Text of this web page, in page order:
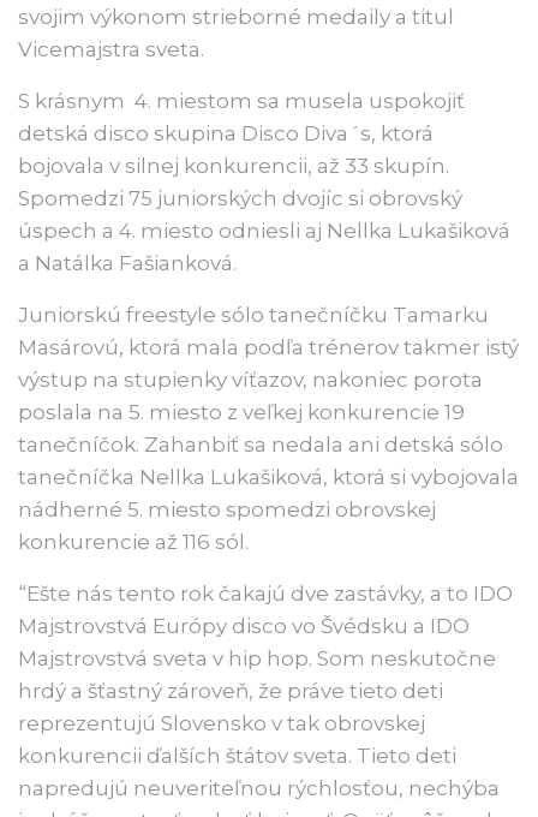
svojim výkonom strieborné medaily a titul
Vicemajstra sveta.
S krásnym 4. miestom sa musela uspokojiť
detská disco skupina Disco Diva´s, ktorá
bojovala v silnej konkurencii, až 33 skupín.
Spomedzi 75 juniorských dvojíc si obrovský
úspech a 4. miesto odniesli aj Nellka Lukašiková
a Natálka Fašianková.
Juniorskú freestyle sólo tanečníčku Tamarku
Masárovú, ktorá mala podľa trénerov takmer istý
výstup na stupienky víťazov, nakoniec porota
poslala na 5. miesto z veľkej konkurencie 19
tanečníčok. Zahanbiť sa nedala ani detská sólo
tanečníčka Nellka Lukašiková, ktorá si vybojovala
nádherné 5. miesto spomedzi obrovskej
konkurencie až 116 sól.
“Ešte nás tento rok čakajú dve zastávky, a to IDO
Majstrovstvá Európy disco vo Švédsku a IDO
Majstrovstvá sveta v hip hop. Som neskutočne
hrdý a šťastný zároveň, že práve tieto deti
reprezentujú Slovensko v tak obrovskej
konkurencii ďalších štátov sveta. Tieto deti
napredujú neuveriteľnou rýchlosťou, nechýba